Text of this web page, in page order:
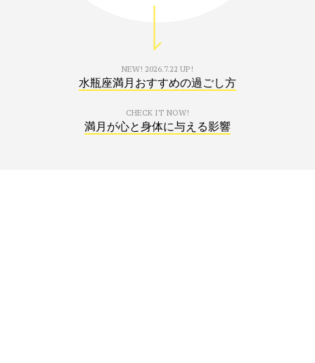
NEW! 2026.7.22 UP!
水瓶座満月おすすめの過ごし方
CHECK IT NOW!
満月が心と身体に与える影響